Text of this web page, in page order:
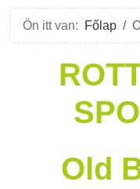
Ön itt van: Főlap
Old